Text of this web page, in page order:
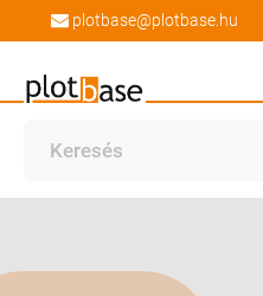
plotbase@plotbase.hu